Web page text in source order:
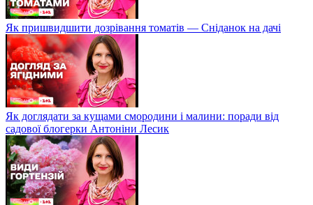
Як пришвидшити дозрівання томатів — Сніданок на дачі
Як доглядати за кущами смородини і малини: поради від
садової блогерки Антоніни Лесик